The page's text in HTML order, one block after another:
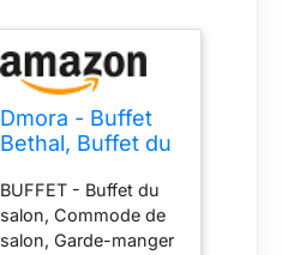
Dmora - Buffet
Bethal, Buffet du
de Salon, Garde-
Manger de
Cuisine, Made in
BUFFET - Buffet du
salon, Commode de
salon, Garde-manger